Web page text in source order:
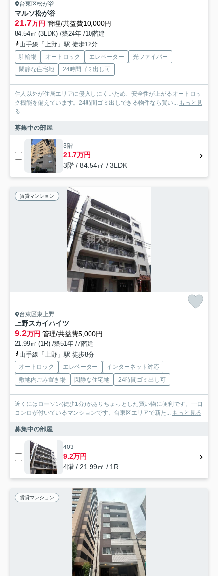
台東区松が谷
マルソ松が谷
21.7万円 管理/共益費10,000円
84.54㎡ (3LDK) /築24年 /10階建
山手線「上野」駅 徒歩12分
駐輪場 オートロック エレベーター
光ファイバー
閑静な住宅地
24時間ゴミ出し可
住人以外が住居エリアに侵入しにくいため、安全性が上がるオートロッ
ク機能を備えています。24時間ゴミ出しできる物件なら買い... もっと見
る
募集中の部屋
3階
21.7万円
3階 / 84.54㎡ / 3LDK
賃貸マンション
台東区東上野
上野スカイハイツ
9.2万円 管理/共益費5,000円
21.99㎡ (1R) /築51年 /7階建
山手線「上野」駅 徒歩8分
オートロック エレベーター
インターネット対応
敷地内ごみ置き場
閑静な住宅地 24時間ゴミ出し可
近くにはローソン(徒歩1分)がありちょっとした買い物に便利です。一口
コンロが付いているマンションです。台東区エリアで新た... もっと見る
募集中の部屋
403
9.2万円
4階 / 21.99㎡ / 1R
賃貸マンション